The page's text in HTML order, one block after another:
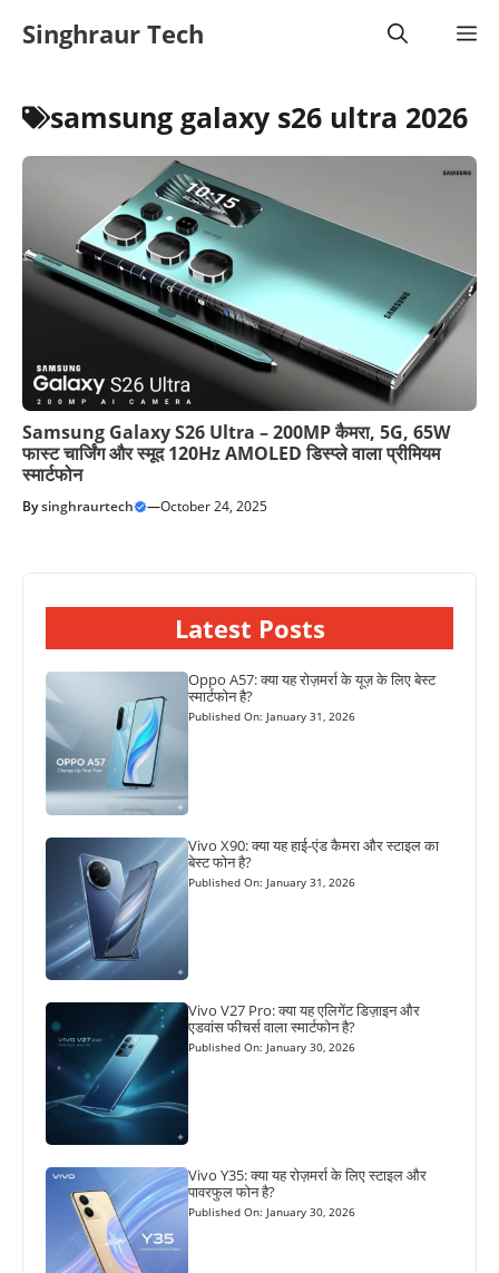
Singhraur Tech
samsung galaxy s26 ultra 2026
Samsung Galaxy S26 Ultra – 200MP कैमरा, 5G, 65W
फास्ट चार्जिंग और स्मूद 120Hz AMOLED डिस्प्ले वाला प्रीमियम
स्मार्टफोन
Bysinghraurtech —October 24, 2025
Latest Posts
Oppo A57: क्या यह रोज़मर्रा के यूज़ के लिए बेस्ट
स्मार्टफोन है?
Published On: January 31, 2026
Vivo X90: क्या यह हाई-एंड कैमरा और स्टाइल का
बेस्ट फोन है?
Published On: January 31, 2026
Vivo V27 Pro: क्या यह एलिगेंट डिज़ाइन और
एडवांस फीचर्स वाला स्मार्टफोन है?
Published On: January 30, 2026
Vivo Y35: क्या यह रोज़मर्रा के लिए स्टाइल और
पावरफुल फोन है?
Published On: January 30, 2026